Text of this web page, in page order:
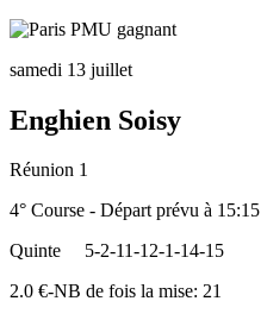
samedi 13 juillet
Enghien Soisy
Réunion 1
4° Course - Départ prévu à 15:15
Quinte
5-2-11-12-1-14-15
2.0 €-NB de fois la mise: 21